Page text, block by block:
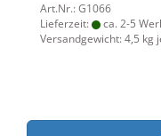
Art.Nr.: G1066
Lieferzeit:
ca. 2-5
Versandgewicht:4,5 kg